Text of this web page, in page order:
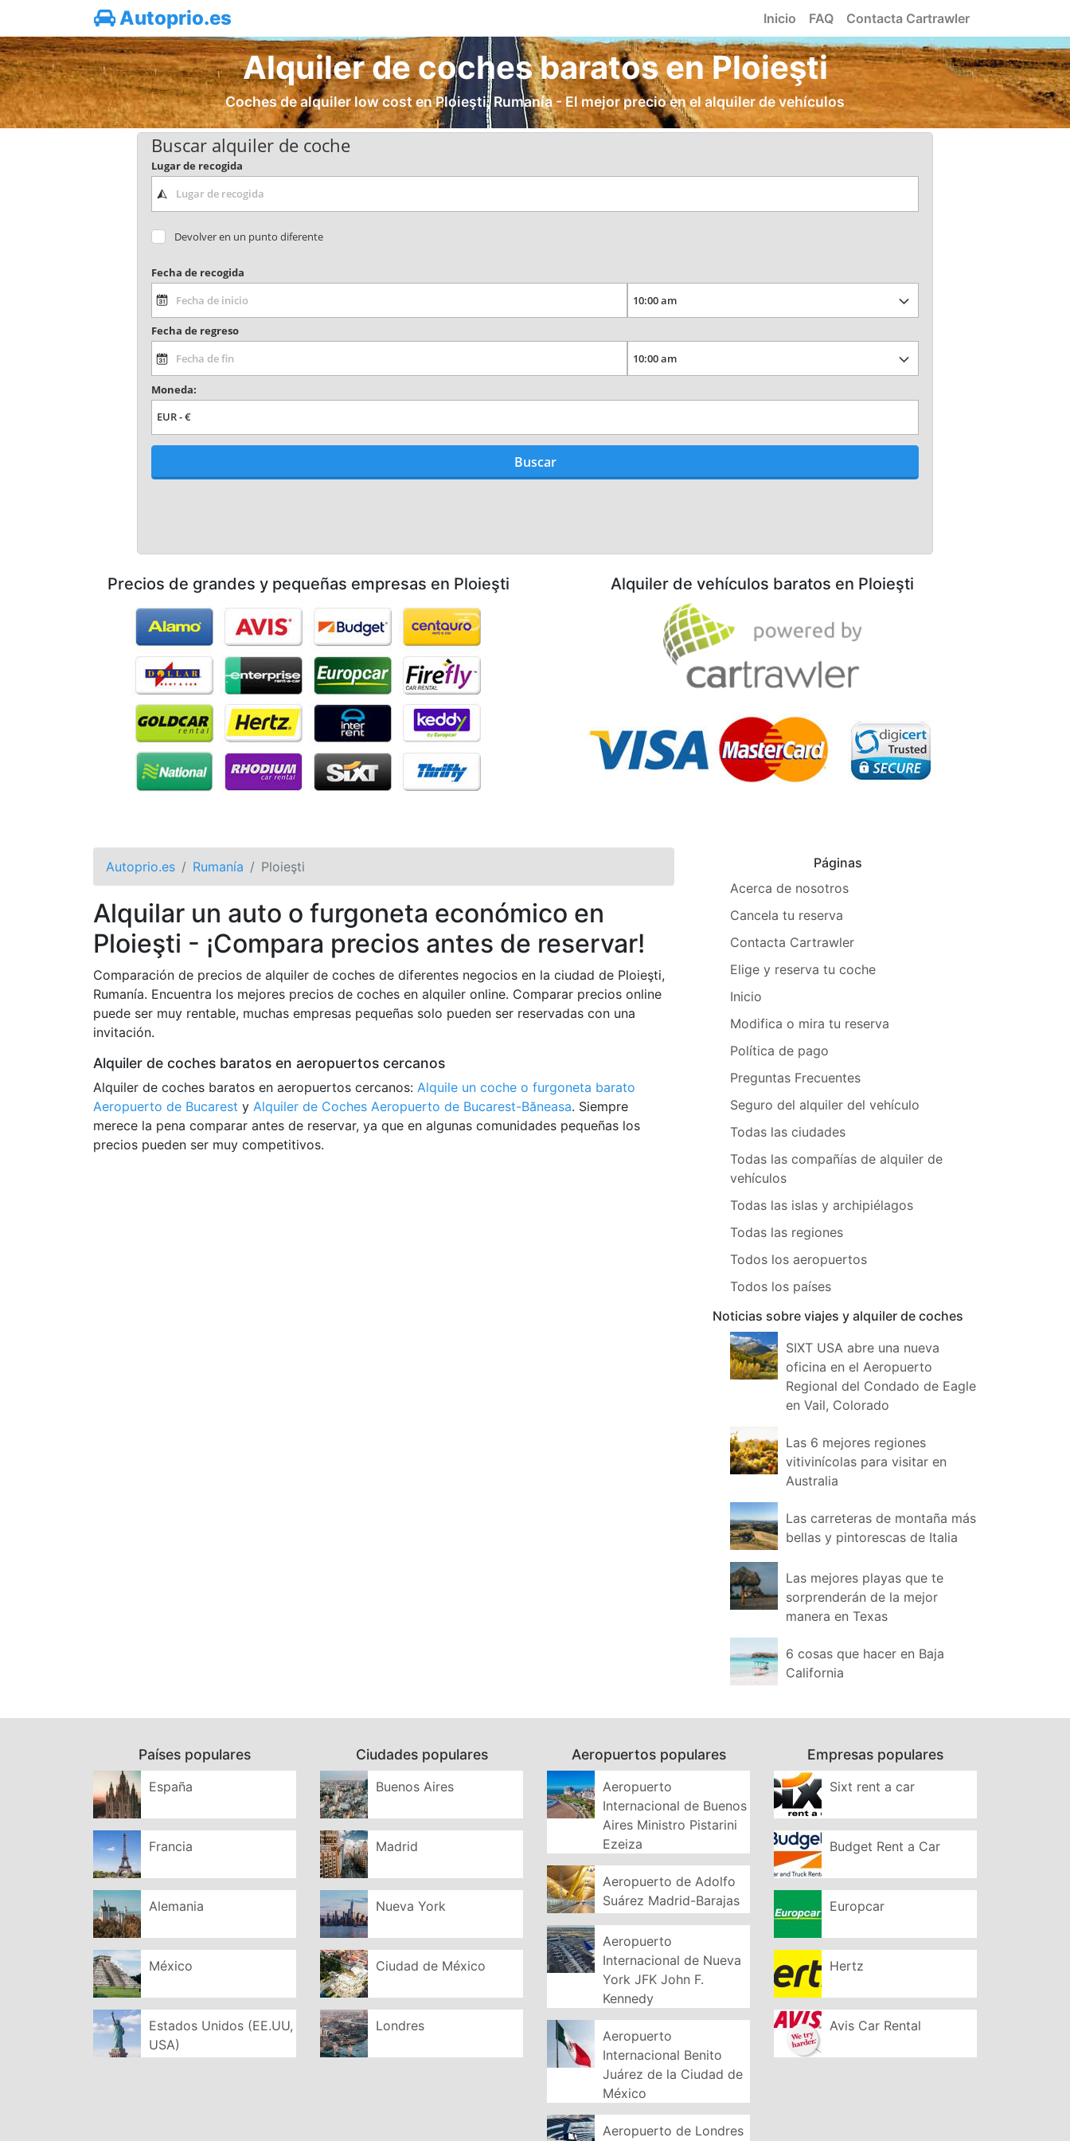
Autoprio.es Inicio FAQ Contacta Cartrawler
Alquiler de coches baratos en Ploieşti
Coches de alquiler low cost en Ploieşti, Rumanía - El mejor precio en el alquiler de vehículos
Precios de grandes y pequeñas empresas en Ploieşti Alquiler de vehículos baratos en Ploieşti
Autoprio.es Rumanía Ploieşti
Alquilar un auto o furgoneta económico en
Ploieşti - ¡Compara precios antes de reservar!
Comparación de precios de alquiler de coches de diferentes negocios en la ciudad de Ploieşti,
Rumanía. Encuentra los mejores precios de coches en alquiler online. Comparar precios online
puede ser muy rentable, muchas empresas pequeñas solo pueden ser reservadas con una
invitación.
Alquiler de coches baratos en aeropuertos cercanos
Alquiler de coches baratos en aeropuertos cercanos: Alquile un coche o furgoneta barato
Aeropuerto de Bucarest y Alquiler de Coches Aeropuerto de Bucarest-Băneasa. Siempre
merece la pena comparar antes de reservar, ya que en algunas comunidades pequeñas los
precios pueden ser muy competitivos.
Páginas
Acerca de nosotros
Cancela tu reserva
Contacta Cartrawler
Elige y reserva tu coche
Inicio
Modifica o mira tu reserva
Política de pago
Preguntas Frecuentes
Seguro del alquiler del vehículo
Todas las ciudades
Todas las compañías de alquiler de
vehículos
Todas las islas y archipiélagos
Todas las regiones
Todos los aeropuertos
Todos los países
Noticias sobre viajes y alquiler de coches
SIXT USA abre una nueva
oficina en el Aeropuerto
Regional del Condado de Eagle
en Vail, Colorado
Las 6 mejores regiones
vitivinícolas para visitar en
Australia
Las carreteras de montaña más
bellas y pintorescas de Italia
Las mejores playas que te
sorprenderán de la mejor
manera en Texas
6 cosas que hacer en Baja
California
Países populares
España
Francia
Alemania
México
Estados Unidos (EE.UU,
USA)
Ciudades populares
Buenos Aires
Madrid
Nueva York
Ciudad de México
Londres
Aeropuertos populares
Aeropuerto
Internacional de Buenos
Aires Ministro Pistarini
Ezeiza
Aeropuerto de Adolfo
Suárez Madrid-Barajas
Aeropuerto
Internacional de Nueva
York JFK John F.
Kennedy
Aeropuerto
Internacional Benito
Juárez de la Ciudad de
México
Aeropuerto de Londres
Empresas populares
Sixt rent a car
Budget Rent a Car
Europcar
Hertz
Avis Car Rental